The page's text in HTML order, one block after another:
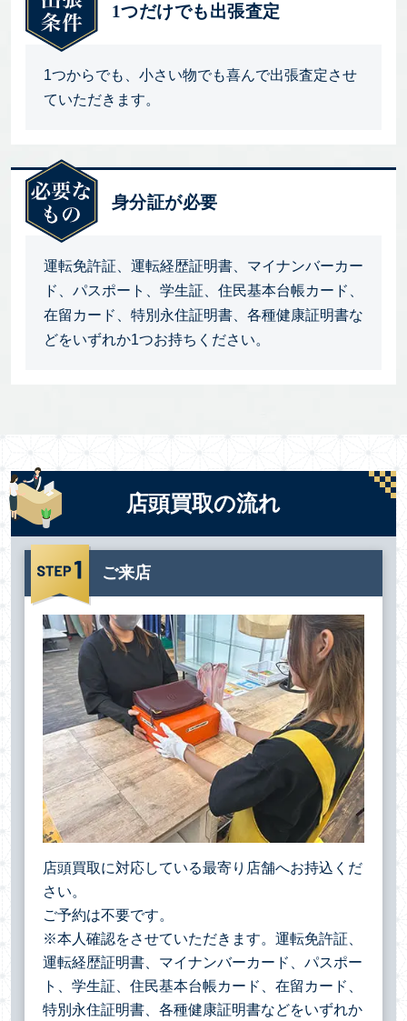
1つだけでも出張査定
1つからでも、小さい物でも喜んで出張査定させ
ていただきます。
身分証が必要
運転免許証、運転経歴証明書、マイナンバーカー
ド、パスポート、学生証、住民基本台帳カード、
在留カード、特別永住証明書、各種健康証明書な
どをいずれか1つお持ちください。
店頭買取の流れ
ご来店
店頭買取に対応している最寄り店舗へお持込くだ
さい。
ご予約は不要です。
※本人確認をさせていただきます。運転免許証、
運転経歴証明書、マイナンバーカード、パスポー
ト、学生証、住民基本台帳カード、在留カード、
特別永住証明書、各種健康証明書などをいずれか